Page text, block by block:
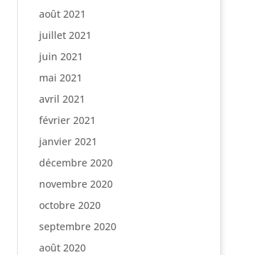
août 2021
juillet 2021
juin 2021
mai 2021
avril 2021
février 2021
janvier 2021
décembre 2020
novembre 2020
octobre 2020
septembre 2020
août 2020